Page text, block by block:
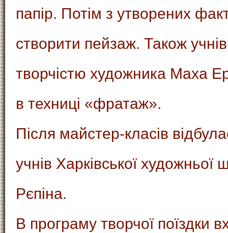
папір. Потім з утворених
створити пейзаж. Також
творчістю художника Маха
в техниці «фратаж».
Після майстер-класів
учнів Харківської
Рєпіна.
В програму творчої поїздки